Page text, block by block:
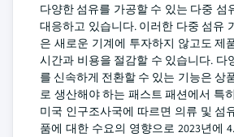
다양한 섬유를 가공할 수 있는 다중 섬
대응하고 있습니다. 이러한 다중 섬유
은 새로운 기계에 투자하지 않고도 제
시간과 비용을 절감할 수 있습니다. 다
를 신속하게 전환할 수 있는 기능은 상
로 생산해야 하는 패스트 패션에서 특
미국 인구조사국에 따르면 의류 및 섬
품에 대한 수요의 영향으로 2023년에